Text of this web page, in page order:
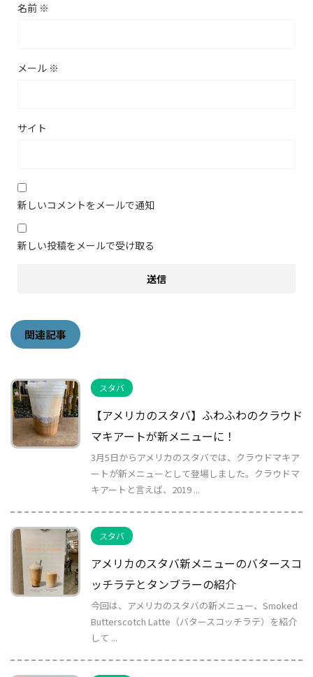
名前 ※
メール ※
サイト
新しいコメントをメールで通知
新しい投稿をメールで受け取る
関連記事
スタバ
【アメリカのスタバ】ふわふわのクラウド
マキアートが新メニューに！
3月5日からアメリカのスタバでは、クラウドマキア
ートが新メニューとして登場しました。クラウドマ
キアートと言えば、2019 ...
スタバ
アメリカのスタバ新メニューのバタースコ
ッチラテとタンブラーの紹介
今回は、アメリカのスタバの新メニュー、Smoked
Butterscotch Latte（バタースコッチラテ）を紹介
して ...